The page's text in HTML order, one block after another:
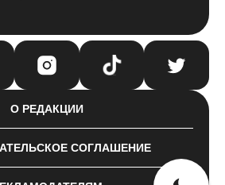
О РЕДАКЦИИ
СОГЛАШЕНИЕ